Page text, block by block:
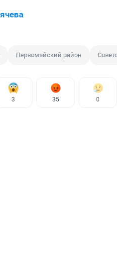
Первомайский район
3 35 0